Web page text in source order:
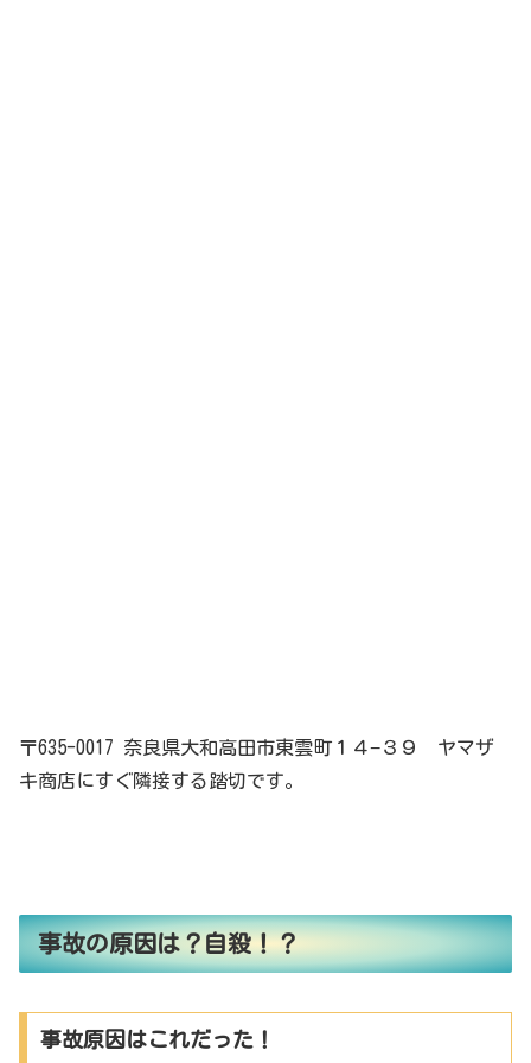
〒635-0017 奈良県大和高田市東雲町１４−３９ ヤマザ
キ商店にすぐ隣接する踏切です。
事故の原因は？自殺！？
事故原因はこれだった！